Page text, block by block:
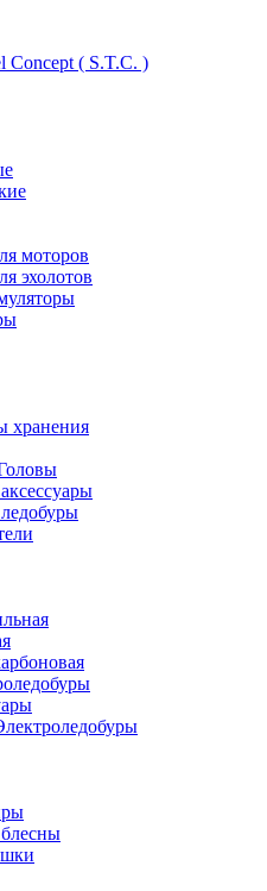
Concept ( S.T.C. )
моторов
эхолотов
хранения